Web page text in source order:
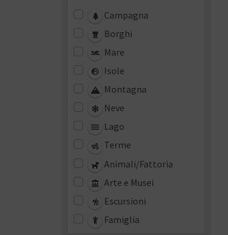
Campagna
Borghi
Mare
Isole
Montagna
Neve
Lago
Terme
Animali/Fattoria
Arte e Musei
Escursioni
Famiglia